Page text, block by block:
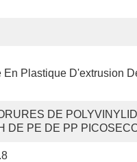
En Plastique D'extrusion
DE
DE PE DE PP